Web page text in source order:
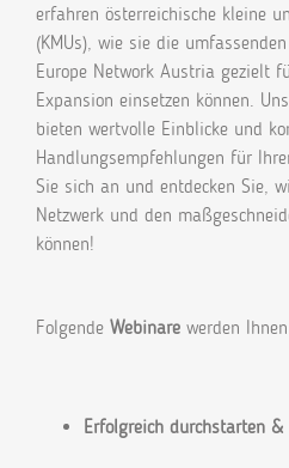
erfahren österreichische kleine
(KMUs), wie sie die
Europe Network Austria gezielt
Expansion einsetzen können.
bieten wertvolle Einblicke und
Handlungsempfehlungen für
Sie sich an und entdecken Sie,
Netzwerk und den
können!
Folgende Webinare werden
Erfolgreich durchstarten &